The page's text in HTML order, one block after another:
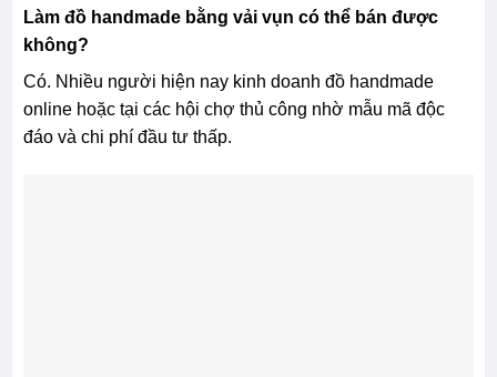
Làm đồ handmade bằng vải vụn có thể bán được
không?
Có. Nhiều người hiện nay kinh doanh đồ handmade
online hoặc tại các hội chợ thủ công nhờ mẫu mã độc
đáo và chi phí đầu tư thấp.